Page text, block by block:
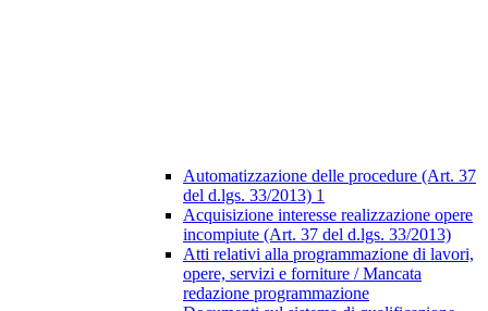
Automatizzazione delle procedure (Art. 37
del d.lgs. 33/2013) 1
Acquisizione interesse realizzazione opere
incompiute (Art. 37 del d.lgs. 33/2013)
Atti relativi alla programmazione di lavori,
opere, servizi e forniture / Mancata
redazione programmazione